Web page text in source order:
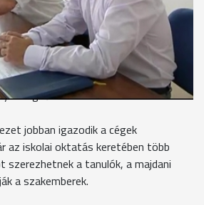
Szombathelyi Műszaki
szükség, mert több volt az
képzésben, mint elvárható lett
struktúra úgy is átalakul, hogy a
megnő."
jobban igazodik a cégek
az iskolai oktatás keretében több
a tanulók, a majdani
a szakemberek.